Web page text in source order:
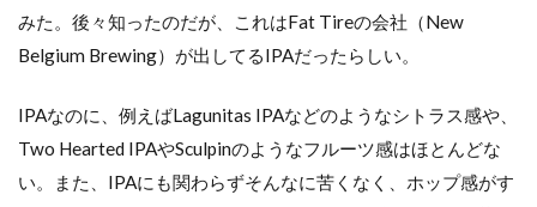
みた。後々知ったのだが、これはFat Tireの会社（New
Belgium Brewing）が出してるIPAだったらしい。
IPAなのに、例えばLagunitas IPAなどのようなシトラス感や、
Two Hearted IPAやSculpinのようなフルーツ感はほとんどな
い。また、IPAにも関わらずそんなに苦くなく、ホップ感がす